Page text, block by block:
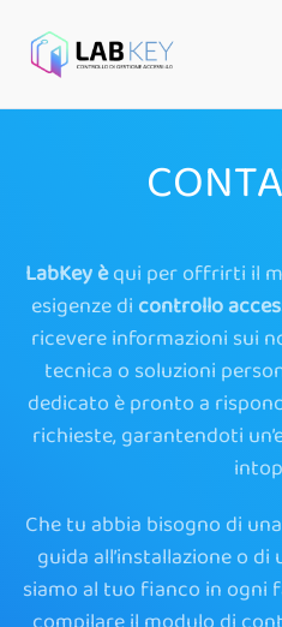
LabKey èqui per offrirti il
esigenze di controllo
ricevere informazioni sui
tecnica o soluzioni
dedicato è pronto a
richieste, garantendoti
Che tu abbia bisogno di
guida all’installazione o
siamo al tuo fianco in ogni